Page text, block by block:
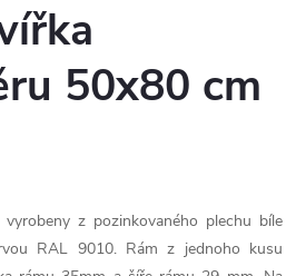
50x80 cm
z pozinkovaného plechu bíle
RAL 9010. Rám z jednoho kusu